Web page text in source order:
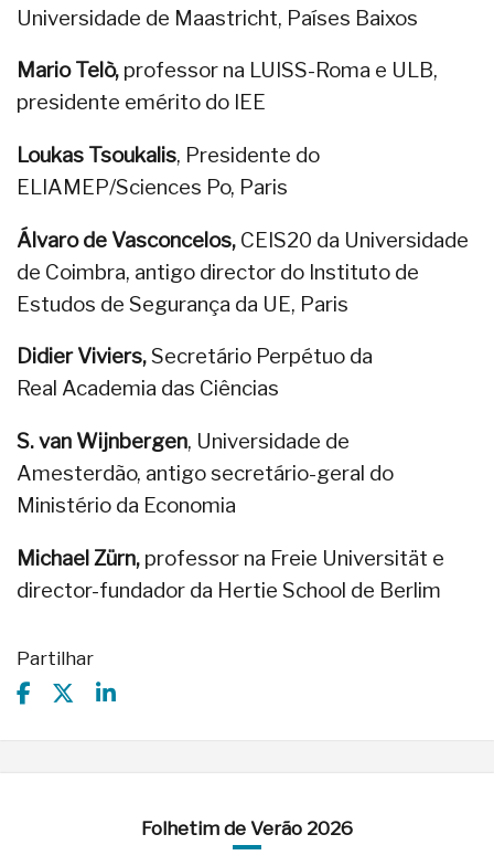
Universidade de Maastricht, Países Baixos
Mario Telò, professor na LUISS-Roma e ULB,
presidente emérito do IEE
Loukas Tsoukalis, Presidente do
ELIAMEP/Sciences Po, Paris
Álvaro de Vasconcelos, CEIS20 da Universidade
de Coimbra, antigo director do Instituto de
Estudos de Segurança da UE, Paris
Didier Viviers,Secretário Perpétuo da
Real Academia das Ciências
S. van Wijnbergen, Universidade de
Amesterdão, antigo secretário-geral do
Ministério da Economia
Michael Zürn, professor na Freie Universität e
director-fundador da Hertie School de Berlim
Partilhar
Folhetim de Verão 2026